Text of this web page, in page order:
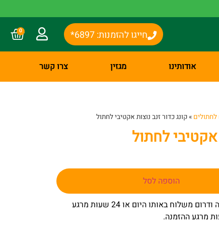
חייגו להזמנות: 6897* 0
אודותינו מגזין צרו קשר
»קונג כדור זנב נוצות אקטיבי לחתול
אקטיבי לחתול
הוספה לסל
– באר שבע שפלה ודרום משלוח באותו היום או 24 שעות מרגע